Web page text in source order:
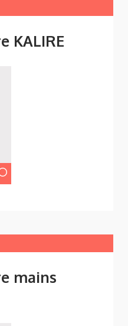
KALIRE
mains